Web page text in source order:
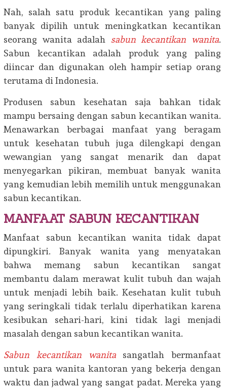
Nah, salah satu produk kecantikan yang paling
banyak dipilih untuk meningkatkan kecantikan
seorang wanita adalah sabun kecantikan wanita.
Sabun kecantikan adalah produk yang paling
diincar dan digunakan oleh hampir setiap orang
terutama di Indonesia.
Produsen sabun kesehatan saja bahkan tidak
mampu bersaing dengan sabun kecantikan wanita.
Menawarkan berbagai manfaat yang beragam
untuk kesehatan tubuh juga dilengkapi dengan
wewangian yang sangat menarik dan dapat
menyegarkan pikiran, membuat banyak wanita
yang kemudian lebih memilih untuk menggunakan
sabun kecantikan.
MANFAAT SABUN KECANTIKAN
Manfaat sabun kecantikan wanita tidak dapat
dipungkiri. Banyak wanita yang menyatakan
bahwa memang sabun kecantikan sangat
membantu dalam merawat kulit tubuh dan wajah
untuk menjadi lebih baik. Kesehatan kulit tubuh
yang seringkali tidak terlalu diperhatikan karena
kesibukan sehari-hari, kini tidak lagi menjadi
masalah dengan sabun kecantikan wanita.
Sabun kecantikan wanitasangatlah bermanfaat
untuk para wanita kantoran yang bekerja dengan
waktu dan jadwal yang sangat padat. Mereka yang